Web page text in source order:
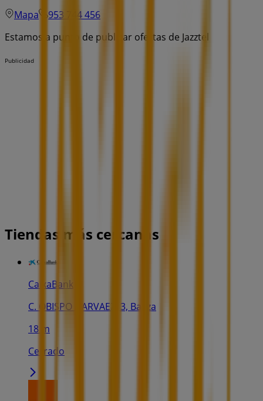
Mapa
953 744 456
Estamos a punto de publicar ofertas de Jazztel
Publicidad
Tiendas más cercanas
CaixaBank
C. OBISPO NARVAEZ, 3, Baeza
18 m
Cerrado